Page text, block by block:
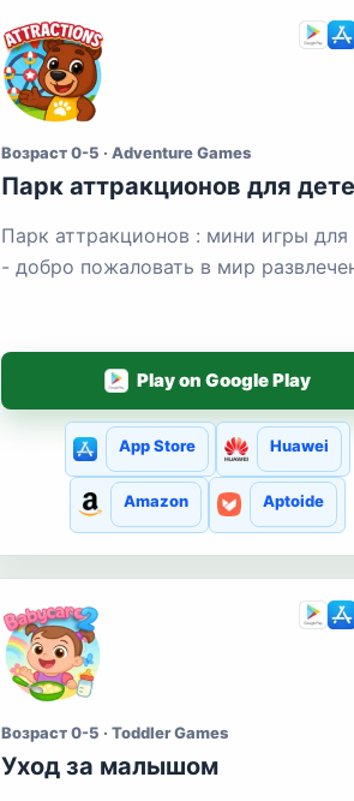
Возраст 0-5 · Adventure Games
Парк аттракционов для
Парк аттракционов : мини игры для
- добро пожаловать в мир
Play on Google Play
App Store Huawei
Amazon Aptoide
Возраст 0-5 · Toddler Games
Уход за малышом